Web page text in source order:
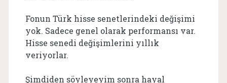
Fonun Türk hisse senetlerindeki değişimi
yok. Sadece genel olarak performansı var.
Hisse senedi değişimlerini yıllık
veriyorlar.
Şimdiden söyleyeyim sonra hayal